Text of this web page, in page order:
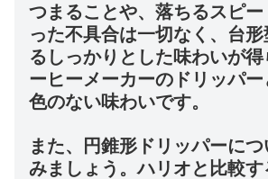
つまることや、落ちるスピ
った不具合は一切なく、台
るしっかりとした味わいが得
ーヒーメーカーのドリッパ
色のない味わいです。
また、円錐形ドリッパーに
みましょう。ハリオと比較